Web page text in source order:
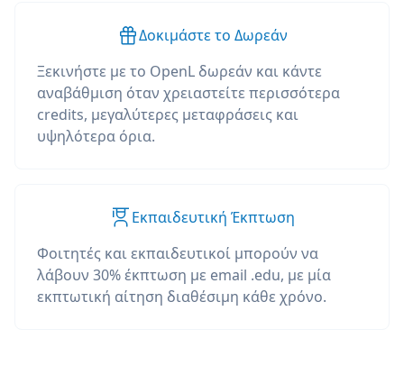
Δοκιμάστε το Δωρεάν
Ξεκινήστε με το OpenL δωρεάν και κάντε
αναβάθμιση όταν χρειαστείτε περισσότερα
credits, μεγαλύτερες μεταφράσεις και
υψηλότερα όρια.
Εκπαιδευτική Έκπτωση
Φοιτητές και εκπαιδευτικοί μπορούν να
λάβουν 30% έκπτωση με email .edu, με μία
εκπτωτική αίτηση διαθέσιμη κάθε χρόνο.